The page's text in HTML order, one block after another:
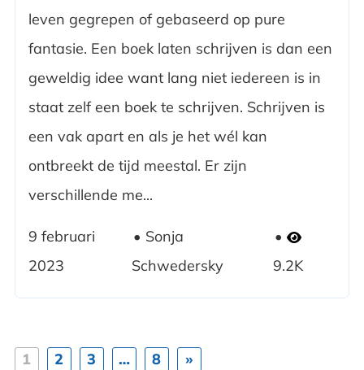
leven gegrepen of gebaseerd op pure
fantasie. Een boek laten schrijven is dan een
geweldig idee want lang niet iedereen is in
staat zelf een boek te schrijven. Schrijven is
een vak apart en als je het wél kan
ontbreekt de tijd meestal. Er zijn
verschillende me...
9 februari
2023
Sonja
Schwedersky
9.2K
1 2 3 … 8 »